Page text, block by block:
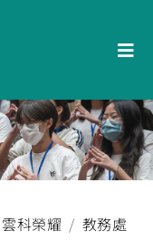
雲科榮耀
教務處